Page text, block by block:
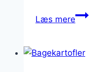
Læs mere
i